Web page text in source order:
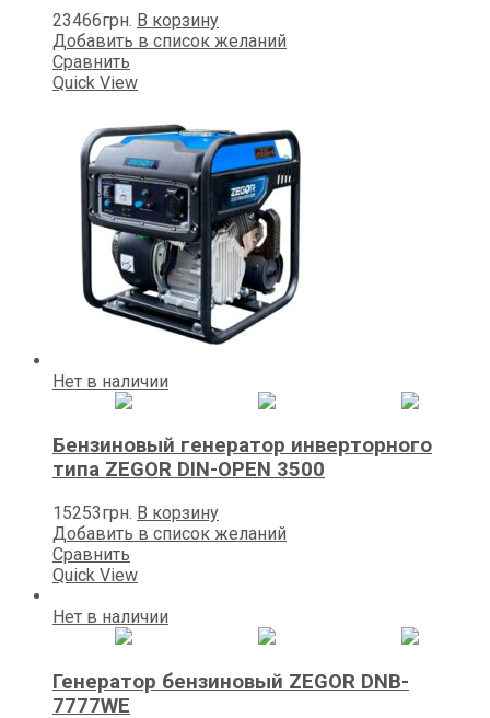
23466грн. В корзину
Добавить в список желаний
Сравнить
Quick View
Нет в наличии
Бензиновый генератор инверторного
типа ZEGOR DIN-OPEN 3500
15253грн. В корзину
Добавить в список желаний
Сравнить
Quick View
Нет в наличии
Генератор бензиновый ZEGOR DNB-
7777WE